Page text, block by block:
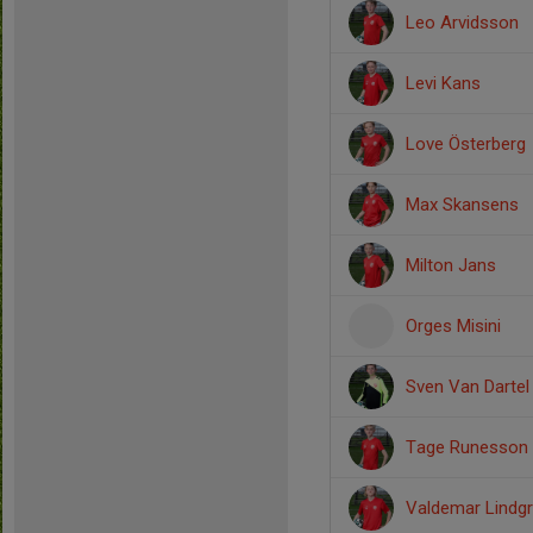
Leo Arvidsson
Levi Kans
Love Österberg
Max Skansens
Milton Jans
Orges Misini
Sven Van Dartel
Tage Runesson
Valdemar